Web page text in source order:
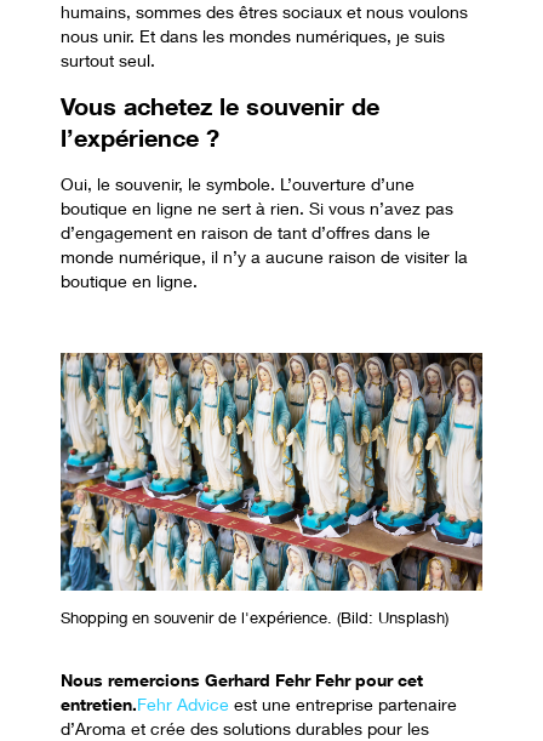
humains, sommes des êtres sociaux et nous voulons
nous unir. Et dans les mondes numériques, je suis
surtout seul.
Vous achetez le souvenir de
l’expérience ?
Oui, le souvenir, le symbole. L’ouverture d’une
boutique en ligne ne sert à rien. Si vous n’avez pas
d’engagement en raison de tant d’offres dans le
monde numérique, il n’y a aucune raison de visiter la
boutique en ligne.
Shopping en souvenir de l'expérience . (Bild: Unsplash)
Nous remercions Gerhard Fehr Fehr pour cet
entretien.Fehr Advice est une entreprise partenaire
d’Aroma et crée des solutions durables pour les